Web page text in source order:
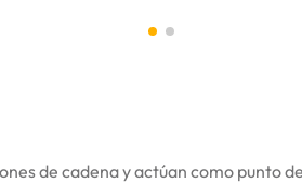
de cadena y actúan como punto